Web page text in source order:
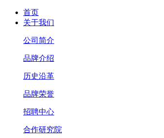
首页
关于我们
公司简介
品牌介绍
历史沿革
品牌荣誉
招聘中心
合作研究院